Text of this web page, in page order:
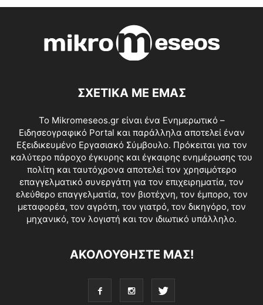
ΣΧΕΤΙΚΑ ΜΕ ΕΜΑΣ
Το Mikromeseos.gr είναι ένα Ενημερωτικό –
Ειδησεογραφικό Portal και παράλληλα αποτελεί έναν
Εξειδικευμένο Εργασιακό Σύμβουλο. Πρόκειται για τον
καλύτερο πάροχο έγκυρης και έγκαιρης ενημέρωσης του
πολίτη και ταυτόχρονα αποτελεί τον χρησιμότερο
επαγγελματικό συνεργάτη για τον επιχειρηματία, τον
ελεύθερο επαγγελματία, τον βιοτέχνη, τον έμπορο, τον
μεταφορέα, τον αγρότη, τον γιατρό, τον δικηγόρο, τον
μηχανικό, τον λογιστή και τον ιδιωτικό υπάλληλο.
ΑΚΟΛΟΥΘΗΣΤΕ ΜΑΣ!